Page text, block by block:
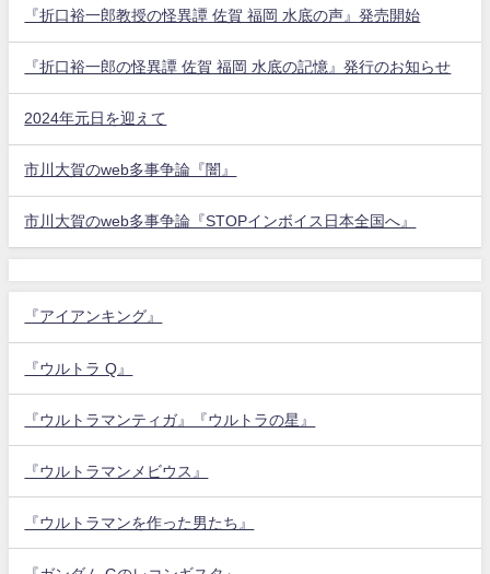
『折口裕一郎教授の怪異譚 佐賀 福岡 水底の声』発売開始
『折口裕一郎の怪異譚 佐賀 福岡 水底の記憶』発行のお知らせ
2024年元日を迎えて
市川大賀のweb多事争論『闇』
市川大賀のweb多事争論『STOPインボイス日本全国へ』
『アイアンキング』
『ウルトラ Q』
『ウルトラマンティガ』『ウルトラの星』
『ウルトラマンメビウス』
『ウルトラマンを作った男たち』